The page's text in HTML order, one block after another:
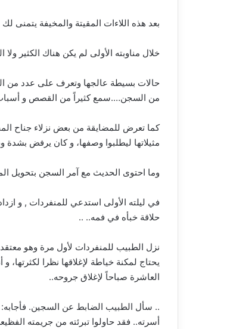
بعد هذه اللاءات المقيتة والمخيفة يتمنى
خلال مناوبته الأولى لم يكن هناك الكثير ولا
حالات بسيطة عالجها وتعرف على عدد من
من السجن….سمع كثيراً من القصص و
كما تعرض للمضايقة من بعض نزلاء جناح
مثيلاتها ليطلبوا وصفها، و كان يرفض بشدة
وما احتوى الحديث مع آمر السجن بتحويل
في ليلته الأولى استدعي للمنفردات , و
حلاقة خبأه في فمه.. ..
نزل الطبيب للمنفردات لأول مرة وهو
يحتاج لمكنة خياطة لإغلاقها نظرا
العاشرة صباحاً لإغلاق جروحه..
.. سأل الطبيب الضابط عن السجين. فأجابه:
أسرته.. فقد حاولوا تبرئته من جريمته